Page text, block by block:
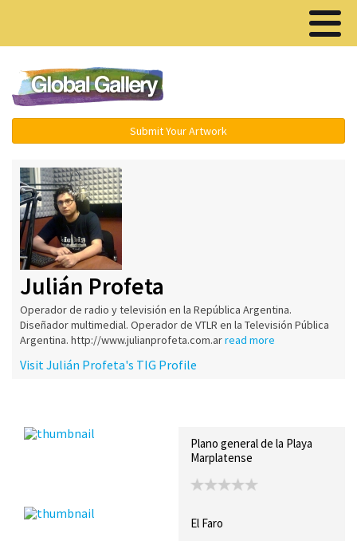
Submit Your Artwork
Julián Profeta
Operador de radio y televisión en la República Argentina.
Diseñador multimedial. Operador de VTLR en la Televisión Pública
Argentina. http://www.julianprofeta.com.arread more
Visit Julián Profeta's TIG Profile
Plano general de la Playa
Marplatense
El Faro